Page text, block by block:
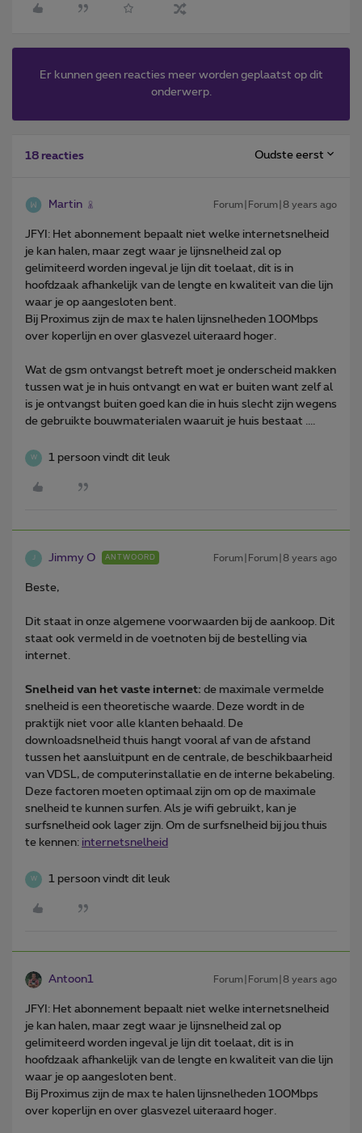
Er kunnen geen reacties meer worden geplaatst op dit
onderwerp.
18 reacties Oudste eerst
Martin Forum|Forum|8 years ago
JFYI: Het abonnement bepaalt niet welke internetsnelheid
je kan halen, maar zegt waar je lijnsnelheid zal op
gelimiteerd worden ingeval je lijn dit toelaat, dit is in
hoofdzaak afhankelijk van de lengte en kwaliteit van die lijn
waar je op aangesloten bent.
Bij Proximus zijn de max te halen lijnsnelheden 100Mbps
over koperlijn en over glasvezel uiteraard hoger.
Wat de gsm ontvangst betreft moet je onderscheid makken
tussen wat je in huis ontvangt en wat er buiten want zelf al
is je ontvangst buiten goed kan die in huis slecht zijn wegens
de gebruikte bouwmaterialen waaruit je huis bestaat ....
W 1 persoon vindt dit leuk
J Jimmy O ANTWOORD Forum|Forum|8 years ago
Beste,
Dit staat in onze algemene voorwaarden bij de aankoop. Dit
staat ook vermeld in de voetnoten bij de bestelling via
internet.
Snelheid van het vaste internet: de maximale vermelde
snelheid is een theoretische waarde. Deze wordt in de
praktijk niet voor alle klanten behaald. De
downloadsnelheid thuis hangt vooral af van de afstand
tussen het aansluitpunt en de centrale, de beschikbaarheid
van VDSL, de computerinstallatie en de interne bekabeling.
Deze factoren moeten optimaal zijn om op de maximale
snelheid te kunnen surfen. Als je wifi gebruikt, kan je
surfsnelheid ook lager zijn. Om de surfsnelheid bij jou thuis
te kennen: internetsnelheid
W 1 persoon vindt dit leuk
Antoon1 Forum|Forum|8 years ago
JFYI: Het abonnement bepaalt niet welke internetsnelheid
je kan halen, maar zegt waar je lijnsnelheid zal op
gelimiteerd worden ingeval je lijn dit toelaat, dit is in
hoofdzaak afhankelijk van de lengte en kwaliteit van die lijn
waar je op aangesloten bent.
Bij Proximus zijn de max te halen lijnsnelheden 100Mbps
over koperlijn en over glasvezel uiteraard hoger.